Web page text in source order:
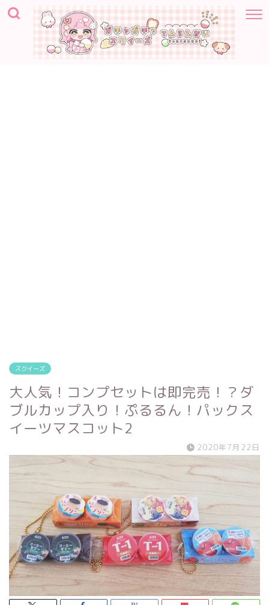
スクイーズ
大人気！コンプセットは即完売！？ダ
ブルカップ入り！ぷるるん！パックス
イーツマスコット2
2020年7月22日